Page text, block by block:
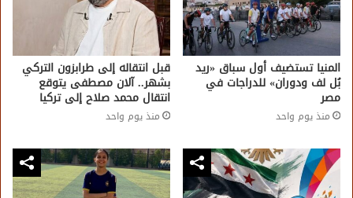
المنيا تستضيف أول سباق «ريد
بُل لف ودوران» للدراجات في
مصر
منذ يوم واحد
قبل انتقاله إلى طرابزون التركي
بشهر.. آلان مصطفى يتوقع
انتقال محمد صلاح إلى تركيا
منذ يوم واحد